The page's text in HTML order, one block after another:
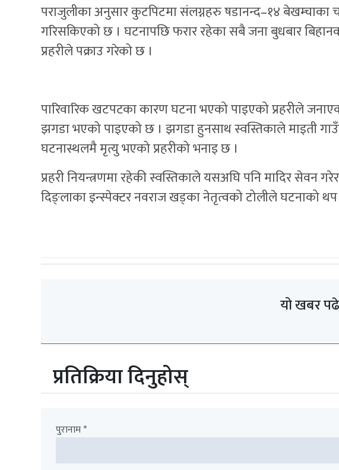
पराजुलीका अनुसार कुटपिटमा संलग्नहरु षडानन्द–१४ बेखम्चाका
गरिसकिएको छ । घटनापछि फरार रहेका सबै जना बुधबार
प्रहरीले पक्राउ गरेको छ ।
पारिवारिक खटपटका कारण घटना भएको पाइएको प्रहरीले
झगडा भएको पाइएको छ । झगडा हुनसाथ स्वस्तिकाले माइती
घटनास्थलमै मृत्यु भएको प्रहरीको भनाइ छ ।
प्रहरी नियन्त्रणमा रहेकी स्वस्तिकाले यसअघि पनि मादिर सेवन
दिङ्लाका इन्स्पेक्टर नवराज खड्का नेतृत्वको टोलीले घटनाको
यो खबर
प्रतिक्रिया दिनुहोस्
पुरानाम *